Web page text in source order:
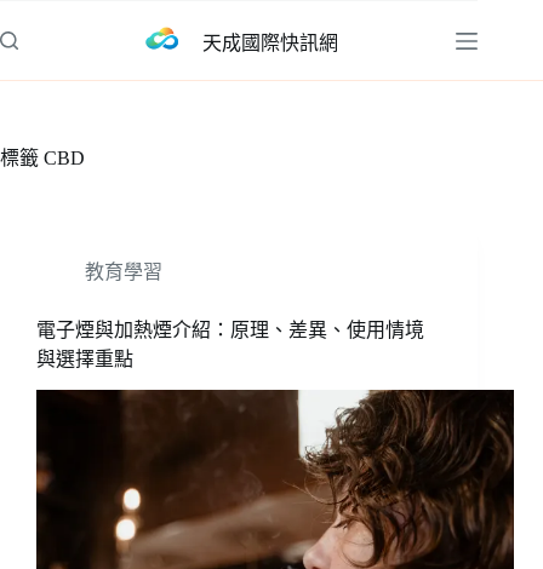
至
容
天成國際快訊網
標籤 CBD
教育學習
電子煙與加熱煙介紹：原理、差異、使用情境
與選擇重點